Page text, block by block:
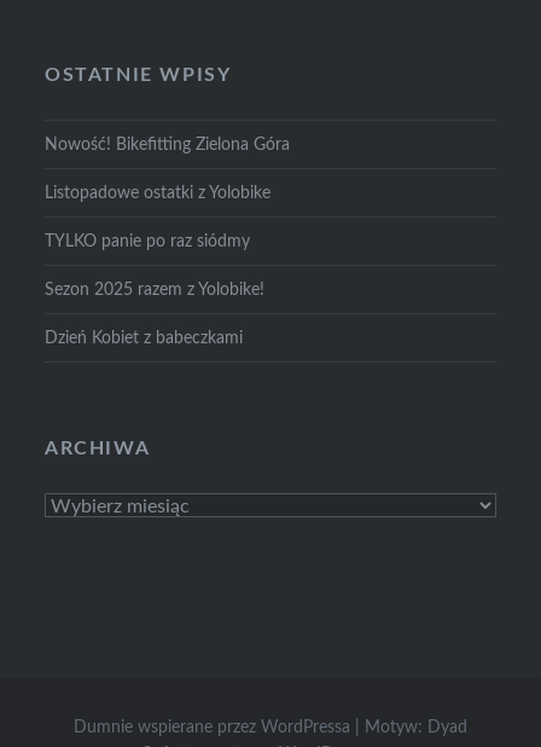
OSTATNIE WPISY
Nowość! Bikefitting Zielona Góra
Listopadowe ostatki z Yolobike
TYLKO panie po raz siódmy
Sezon 2025 razem z Yolobike!
Dzień Kobiet z babeczkami
ARCHIWA
Archiwa
Dumnie wspierane przez WordPressa
Motyw: Dyad